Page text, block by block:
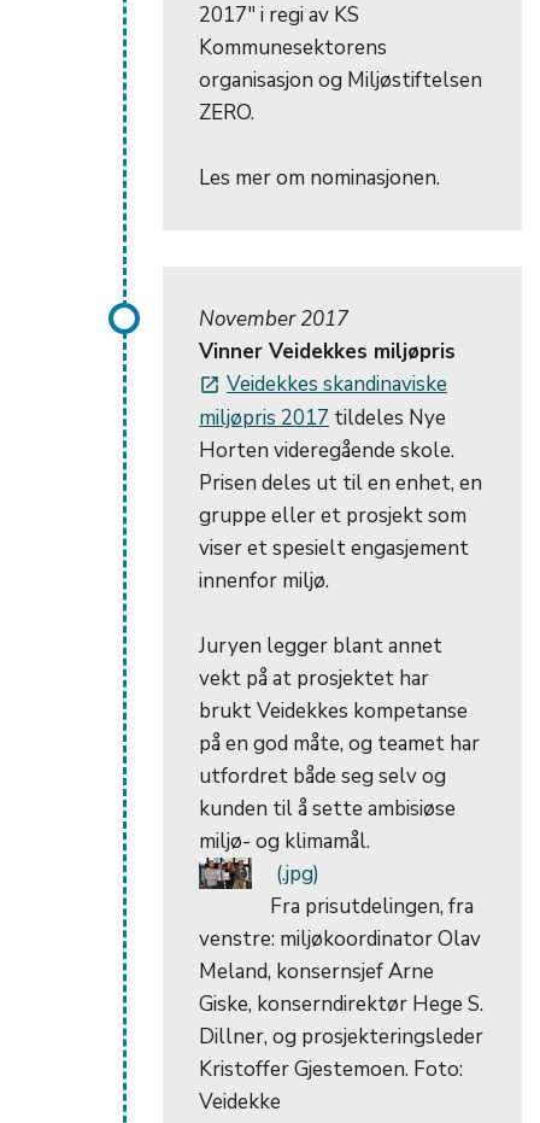
2017" i regi av KS
Kommunesektorens
organisasjon og Miljøstiftelsen
ZERO.
Les mer om nominasjonen.
November 2017
Vinner Veidekkes miljøpris
launch Veidekkes skandinaviske
miljøpris 2017 tildeles Nye
Horten videregående skole.
Prisen deles ut til en enhet, en
gruppe eller et prosjekt som
viser et spesielt engasjement
innenfor miljø.
Juryen legger blant annet
vekt på at prosjektet har
brukt Veidekkes kompetanse
på en god måte, og teamet har
utfordret både seg selv og
kunden til å sette ambisiøse
miljø- og klimamål.
Fra prisutdelingen, fra
venstre: miljøkoordinator Olav
Meland, konsernsjef Arne
Giske, konserndirektør Hege S.
Dillner, og prosjekteringsleder
Kristoffer Gjestemoen. Foto:
Veidekke